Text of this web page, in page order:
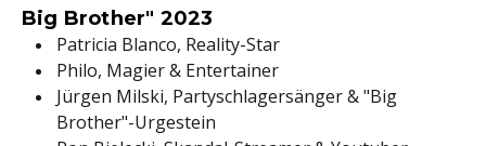
Big Brother" 2023
Patricia Blanco, Reality-Star
Philo, Magier & Entertainer
Jürgen Milski, Partyschlagersänger & "Big
Brother"-Urgestein